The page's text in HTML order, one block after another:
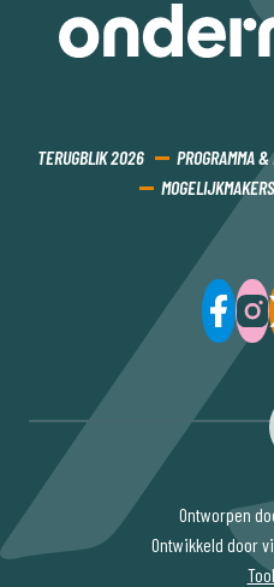
TERUGBLIK 2026 PROGRAMMA &
MOGELIJKMAKERS
Ontworpen
Ontwikkeld door